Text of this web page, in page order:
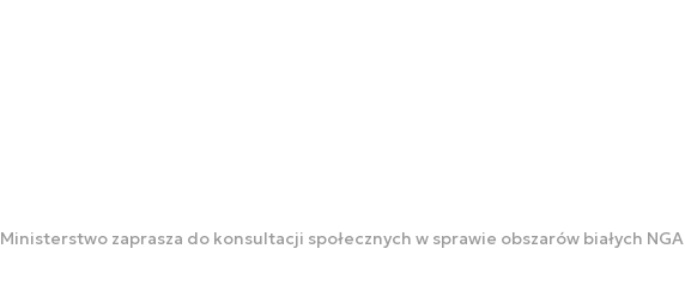
Ministerstwo zaprasza do konsultacji społecznych w sprawie obszarów białych NGA